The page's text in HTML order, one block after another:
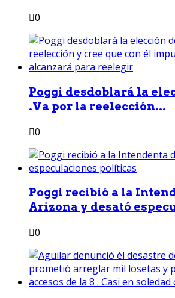
0
Poggi desdoblará la
.Va por la reelección...
0
Poggi recibió a la
Arizona y desató
0